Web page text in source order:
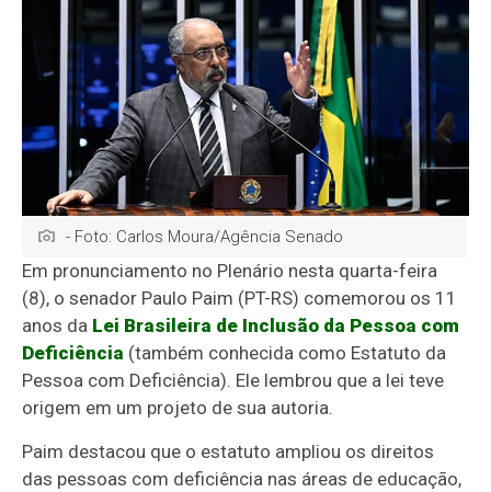
- Foto: Carlos Moura/Agência Senado
Em pronunciamento no Plenário nesta quarta-feira
(8), o senador Paulo Paim (PT-RS) comemorou os 11
anos da Lei Brasileira de Inclusão da Pessoa com
Deficiência (também conhecida como Estatuto da
Pessoa com Deficiência). Ele lembrou que a lei teve
origem em um projeto de sua autoria.
Paim destacou que o estatuto ampliou os direitos
das pessoas com deficiência nas áreas de educação,